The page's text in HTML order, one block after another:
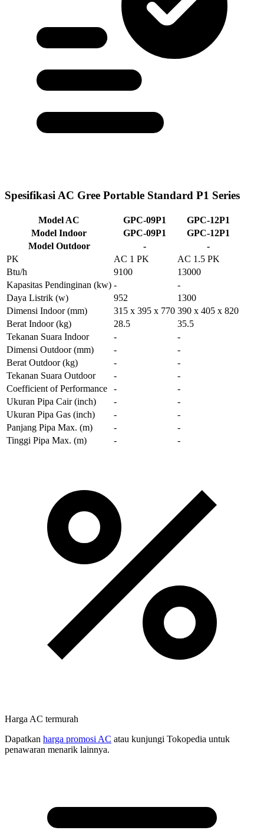
Spesifikasi AC Gree Portable Standard P1 Series
Model AC GPC-09P1
GPC-12P1
Model Indoor
GPC-09P1
GPC-12P1
Model Outdoor
-
-
PK
AC 1 PK
AC 1.5 PK
Btu/h
9100
13000
Kapasitas Pendinginan (kw) -
-
Daya Listrik (w) 952
1300
Dimensi Indoor(mm) 315 x 395 x 770 390 x 405 x 820
Berat Indoor(kg) 28.5
35.5
Tekanan Suara Indoor
-
-
Dimensi Outdoor(mm) -
-
Berat Outdoor(kg) -
-
Tekanan Suara Outdoor
-
-
Coefficient of Performance
-
-
Ukuran Pipa Cair(inch) -
-
Ukuran Pipa Gas (inch) -
-
Panjang Pipa Max. (m) -
-
Tinggi Pipa Max. (m) - -
Harga AC termurah
Dapatkan harga promosi AC atau kunjungi Tokopedia untuk
penawaran menarik lainnya.